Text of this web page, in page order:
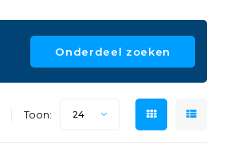
Onderdeel zoeken
Toon: 24